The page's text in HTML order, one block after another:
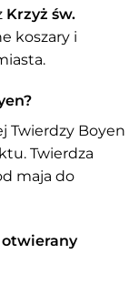
Krzyż św.
koszary i
Twierdzy Boyen
Twierdza
maja do
otwierany